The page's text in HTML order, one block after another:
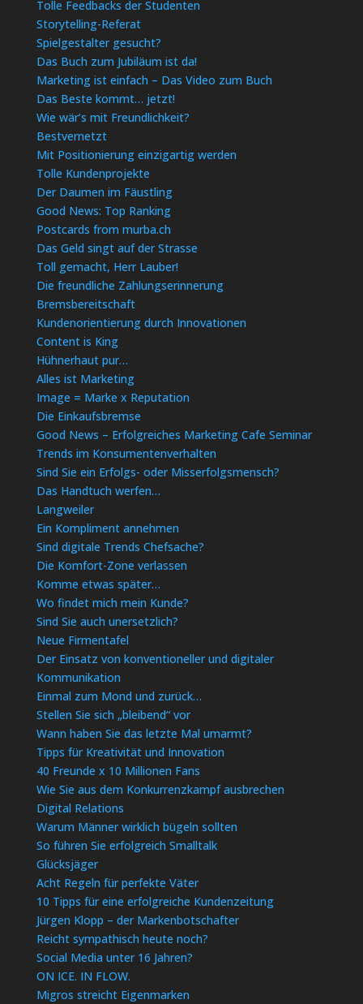
Tolle Feedbacks der Studenten
Storytelling-Referat
Spielgestalter gesucht?
Das Buch zum Jubiläum ist da!
Marketing ist einfach – Das Video zum Buch
Das Beste kommt… jetzt!
Wie wär’s mit Freundlichkeit?
Bestvernetzt
Mit Positionierung einzigartig werden
Tolle Kundenprojekte
Der Daumen im Fäustling
Good News: Top Ranking
Postcards from murba.ch
Das Geld singt auf der Strasse
Toll gemacht, Herr Lauber!
Die freundliche Zahlungserinnerung
Bremsbereitschaft
Kundenorientierung durch Innovationen
Content is King
Hühnerhaut pur…
Alles ist Marketing
Image = Marke x Reputation
Die Einkaufsbremse
Good News – Erfolgreiches Marketing Cafe Seminar
Trends im Konsumentenverhalten
Sind Sie ein Erfolgs- oder Misserfolgsmensch?
Das Handtuch werfen…
Langweiler
Ein Kompliment annehmen
Sind digitale Trends Chefsache?
Die Komfort-Zone verlassen
Komme etwas später…
Wo findet mich mein Kunde?
Sind Sie auch unersetzlich?
Neue Firmentafel
Der Einsatz von konventioneller und digitaler
Kommunikation
Einmal zum Mond und zurück…
Stellen Sie sich „bleibend“ vor
Wann haben Sie das letzte Mal umarmt?
Tipps für Kreativität und Innovation
40 Freunde x 10 Millionen Fans
Wie Sie aus dem Konkurrenzkampf ausbrechen
Digital Relations
Warum Männer wirklich bügeln sollten
So führen Sie erfolgreich Smalltalk
Glücksjäger
Acht Regeln für perfekte Väter
10 Tipps für eine erfolgreiche Kundenzeitung
Jürgen Klopp – der Markenbotschafter
Reicht sympathisch heute noch?
Social Media unter 16 Jahren?
ON ICE. IN FLOW.
Migros streicht Eigenmarken